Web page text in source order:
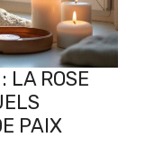
LA ROSE
PAIX